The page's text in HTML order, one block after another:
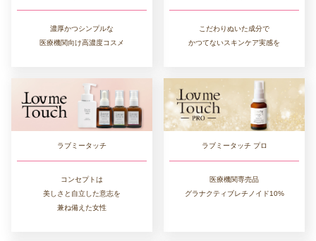
濃厚かつシンプルな
医療機関向け高濃度コスメ
こだわりぬいた成分で
かつてないスキンケア実感を
ラブミータッチ
コンセプトは
美しさと自立した意志を
兼ね備えた女性
ラブミータッチ プロ
医療機関専売品
グラナクティブレチノイド10%